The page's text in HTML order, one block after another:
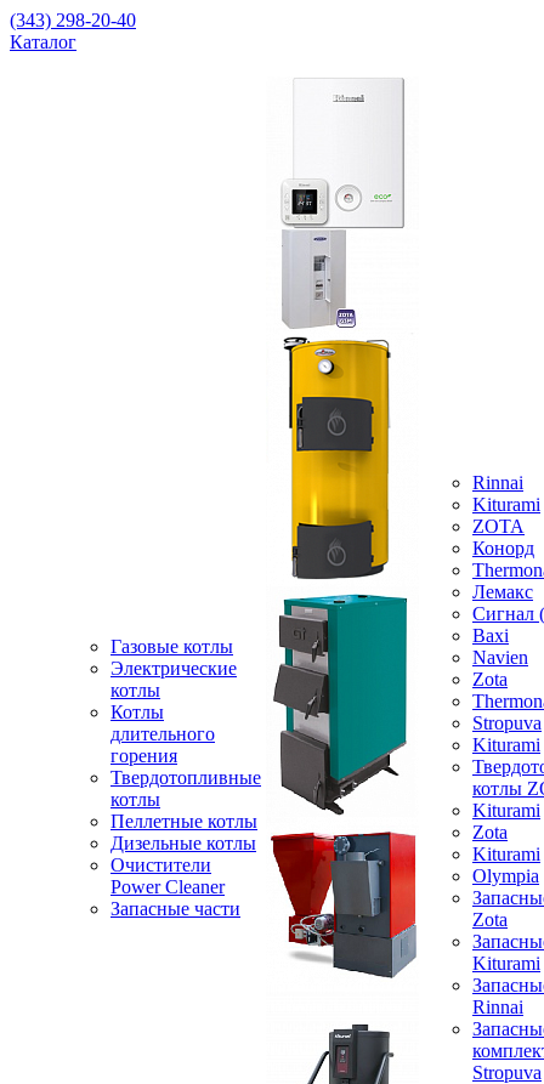
(343) 298-20-40
Каталог
Газовые котлы
Электрические
котлы
Котлы
длительного
горения
Твердотопливные
котлы
Пеллетные котлы
Дизельные котлы
Очистители
Power Cleaner
Запасные части
Rinnai
Kiturami
ZOTA
Конорд
Лемакс
Baxi
Navien
Zota
Stropuva
Kiturami
котлы
Kiturami
Zota
Kiturami
Olympia
Zota
Kiturami
Rinnai
Stropuva